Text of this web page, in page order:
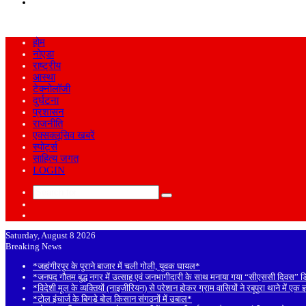
होम
नोएडा
राष्ट्रीय
आस्था
टेक्नोलॉजी
दुर्घटना
प्रशासन
राजनीति
एक्सक्लूसिव खबरें
स्पोर्ट्स
साहित्य जगत
LOGIN
Search
Saturday, August 8 2026
Breaking News
*जहांगीरपुर के पुराने बाजार में चली गोली, युवक घायल*
*जनपद गौतम बुद्ध नगर में उत्साह एवं जनभागीदारी के साथ मनाया गया “सीएससी
*विदेशी मूल के व्यक्तियों (नाइजीरियन) से परेशान होकर ग्राम वासियों ने रबूपुरा थाने में एक
*टोल इंचार्ज के बिगड़े बोल किसान संगठनों में उबाल*